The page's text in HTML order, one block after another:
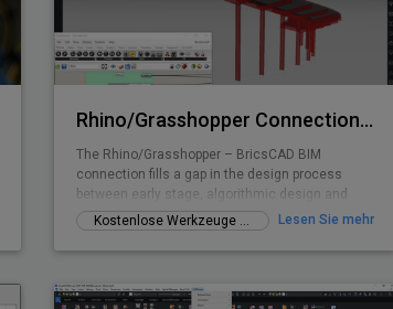
Veröffentlichungsfunktionen.
Rhino/Grasshopper Connection for BricsCAD BIM
The Rhino/Grasshopper – BricsCAD BIM
connection fills a gap in the design process
between early stage, algorithmic design and
Building Information Modeling.
Kostenlose Werkzeuge / Add-Ons Lesen Sie mehr